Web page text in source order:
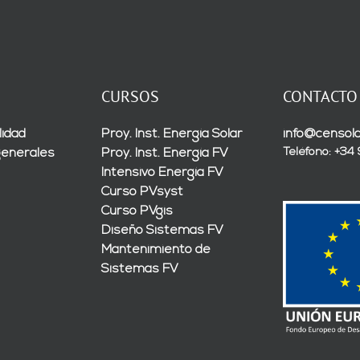
CURSOS
Proy. Inst. Energía Solar
Proy. Inst. Energía FV
Intensivo Energía FV
Curso PVsyst
Curso PVgis
Diseño Sistemas FV
Mantenimiento de
Sistemas FV
CONTACTO
Teléfono: